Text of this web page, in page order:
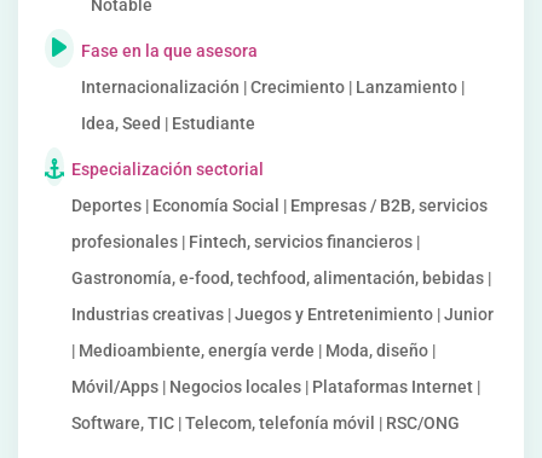
Notable
Fase en la que asesora
Internacionalización | Crecimiento | Lanzamiento |
Idea, Seed | Estudiante
Especialización sectorial
Deportes | Economía Social | Empresas / B2B, servicios
profesionales | Fintech, servicios financieros |
Gastronomía, e-food, techfood, alimentación, bebidas |
Industrias creativas | Juegos y Entretenimiento | Junior
| Medioambiente, energía verde | Moda, diseño |
Móvil/Apps | Negocios locales | Plataformas Internet |
Software, TIC | Telecom, telefonía móvil | RSC/ONG